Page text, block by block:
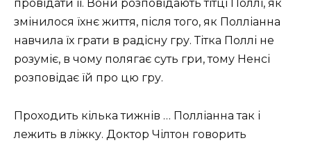
провідати її. Вони розповідають тітці Поллі, як
змінилося їхнє життя, після того, як Полліанна
навчила їх грати в радісну гру. Тітка Поллі не
розуміє, в чому полягає суть гри, тому Ненсі
розповідає їй про цю гру.
Проходить кілька тижнів … Полліанна так і
лежить в ліжку. Доктор Чілтон говорить